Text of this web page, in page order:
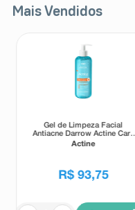
Mais Vendidos
Gel de Limpeza Facial
Antiacne Darrow Actine Care
Alta Tolerância 400g
Actine
R$ 93,75